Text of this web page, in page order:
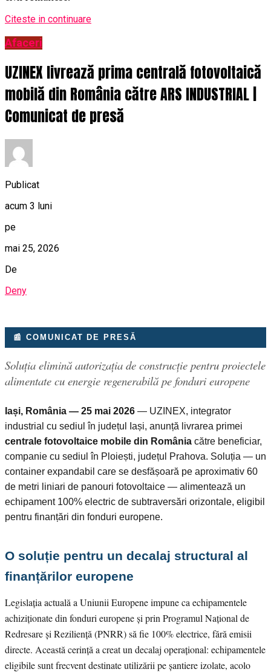
Citeste in continuare
Afaceri
UZINEX livrează prima centrală fotovoltaică
mobilă din România către ARS INDUSTRIAL |
Comunicat de presă
Publicat
acum 3 luni
pe
mai 25, 2026
De
Deny
📰 COMUNICAT DE PRESĂ
Soluția elimină autorizația de construcție pentru proiectele
alimentate cu energie regenerabilă pe fonduri europene
Iași, România — 25 mai 2026 — UZINEX, integrator
industrial cu sediul în județul Iași, anunță livrarea primei
centrale fotovoltaice mobile din România către beneficiar,
companie cu sediul în Ploiești, județul Prahova. Soluția — un
container expandabil care se desfășoară pe aproximativ 60
de metri liniari de panouri fotovoltaice — alimentează un
echipament 100% electric de subtraversări orizontale, eligibil
pentru finanțări din fonduri europene.
O soluție pentru un decalaj structural al
finanțărilor europene
Legislația actuală a Uniunii Europene impune ca echipamentele
achiziționate din fonduri europene și prin Programul Național de
Redresare și Reziliență (PNRR) să fie 100% electrice, fără emisii
directe. Această cerință a creat un decalaj operațional: echipamentele
eligibile sunt frecvent destinate utilizării pe șantiere izolate, acolo